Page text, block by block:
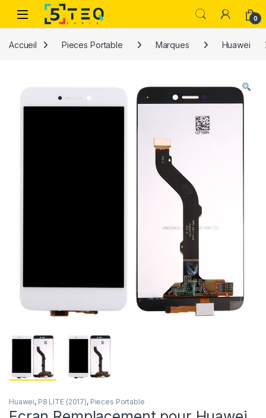
Passer à la navigation
Aller au contenu
0
Accueil Pieces Portable Marques Huawei
Huawei, P8 LITE (2017), Pieces Portable